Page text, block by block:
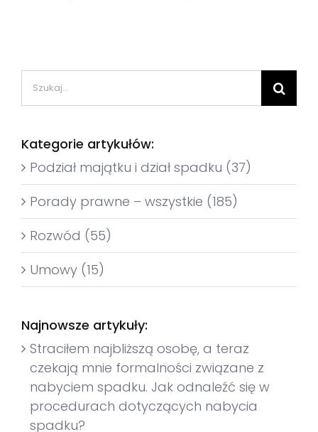
Kategorie artykułów:
Podział majątku i dział spadku (37)
Porady prawne – wszystkie (185)
Rozwód (55)
Umowy (15)
Najnowsze artykuły:
Straciłem najbliższą osobę, a teraz
czekają mnie formalności związane z
nabyciem spadku. Jak odnaleźć się w
procedurach dotyczących nabycia
spadku?